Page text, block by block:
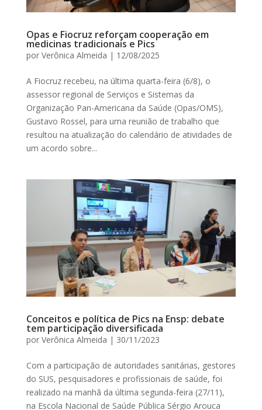
Opas e Fiocruz reforçam cooperação em
medicinas tradicionais e Pics
por Verônica Almeida | 12/08/2025
A Fiocruz recebeu, na última quarta-feira (6/8), o
assessor regional de Serviços e Sistemas da
Organização Pan-Americana da Saúde (Opas/OMS),
Gustavo Rossel, para uma reunião de trabalho que
resultou na atualização do calendário de atividades de
um acordo sobre...
Conceitos e política de Pics na Ensp: debate
tem participação diversificada
por Verônica Almeida | 30/11/2023
Com a participação de autoridades sanitárias, gestores
do SUS, pesquisadores e profissionais de saúde, foi
realizado na manhã da última segunda-feira (27/11),
na Escola Nacional de Saúde Pública Sérgio Arouca